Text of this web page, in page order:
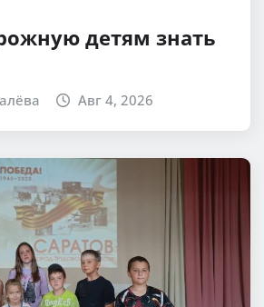
детям знать
Авг 4, 2026